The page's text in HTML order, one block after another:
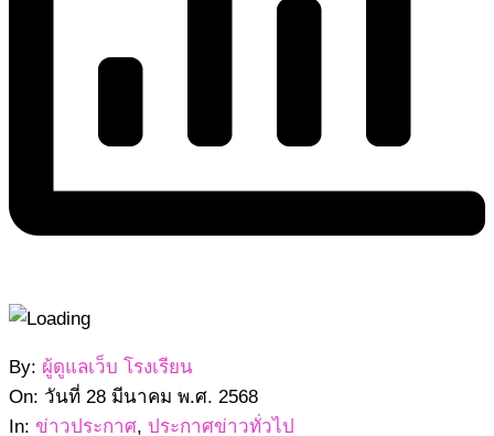
2568-
03-
28
By: ผู้ดูแลเว็บ โรงเรียน
On: วันที่ 28 มีนาคม พ.ศ. 2568
In: ข่าวประกาศ, ประกาศข่าวทั่วไป